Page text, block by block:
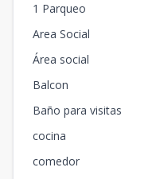
1 Parqueo
Area Social
Área social
Balcon
Baño para visitas
cocina
comedor